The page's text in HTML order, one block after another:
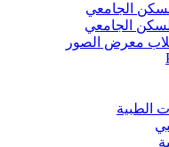
الجامعي
الجامعي
معرض الصور
الطبية